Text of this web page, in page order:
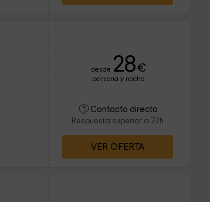
desde 28€
persona y noche
Contacto directo
Respuesta superior a 72h
VER OFERTA